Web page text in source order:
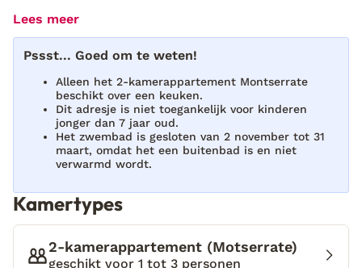
Achter mij ligt het kleurrijke gebouw van Quinta Do
verwennen mij elke keer weer als ik hun Portugese
jam, yogales en leuke fiets- en wandeltochtjes, die
zij voor alle gasten uitstippelen. Ik lees de laatste
zinnen van mijn boek en klap het dicht. Voor mij
staat Ricardo. “Goedemorgen, Eliza! Ik heb een leuke
verrassing voor je straks. Heb je zin om met mij mee
op verrassingen en twijfel geen moment. Ik trek mij
even terug in mijn kamer en bereid me voor op de
trip. Mijn kamer is modern ingericht: trendy meubels
gecombineerd met natuurlijke tinten. In de
Lees meer
Pssst... Goed om te weten!
Alleen het 2-kamerappartement Montserrate
beschikt over een keuken.
Dit adresje is niet toegankelijk voor kinderen
jonger dan 7 jaar oud.
Het zwembad is gesloten van 2 november tot 31
maart, omdat het een buitenbad is en niet
verwarmd wordt.
Kamertypes
2-kamerappartement (Motserrate)
geschikt voor 1 tot 3 personen